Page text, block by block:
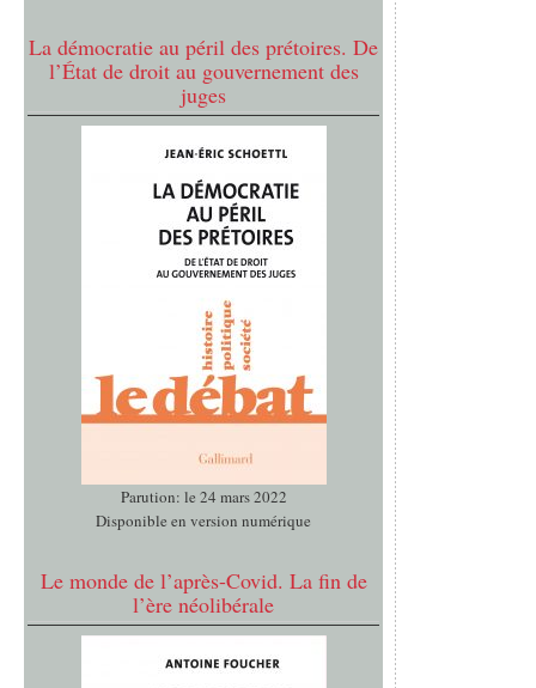
La démocratie au péril des prétoires. De
l’État de droit au gouvernement des
juges
Parution: le 24 mars 2022
Disponible en version numérique
Le monde de l’après-Covid. La fin de
l’ère néolibérale